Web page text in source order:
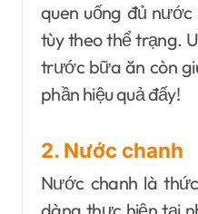
quen uống đủ
tùy theo thể trạng.
trước bữa ăn còn
phần hiệu quả đấy!
2. Nước chanh
Nước chanh là